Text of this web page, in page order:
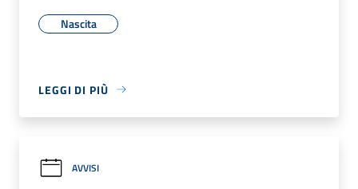
Nascita
LEGGI DI PIÙ
AVVISI